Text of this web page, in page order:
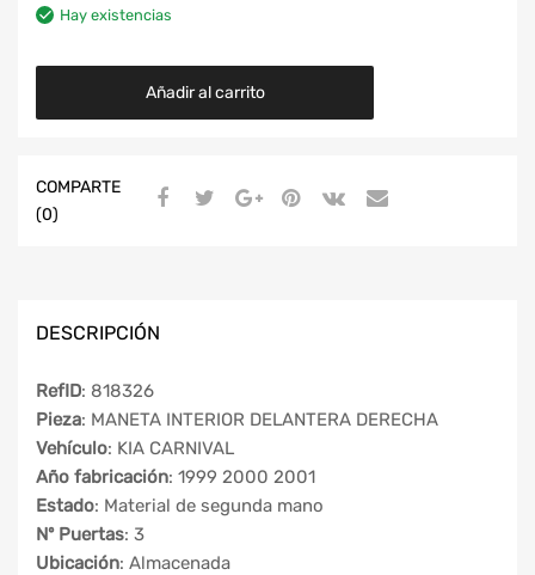
Hay existencias
Añadir al carrito
COMPARTE
(0)
DESCRIPCIÓN
RefID: 818326
Pieza: MANETA INTERIOR DELANTERA DERECHA
Vehículo: KIA CARNIVAL
Año fabricación: 1999 2000 2001
Estado: Material de segunda mano
Nº Puertas: 3
Ubicación: Almacenada